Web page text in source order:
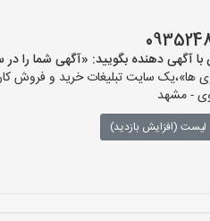
دهنده بگویید: «آگهی شما را در سایت
ها»،یک سایت تبلیغات خرید و فروش
- مشهد
لیست (افزایش بازدید)